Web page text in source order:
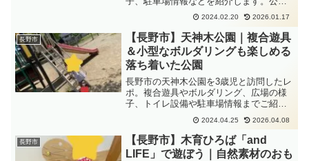
の雰囲気が気になる方に向けて、実際に
訪れた感想をまとめました。
2024.02.20 2026.01.17
長野市
【長野市】天神木公園｜複合遊具
＆小型なボルダリングも楽しめる
落ち着いた公園
長野市の天神木公園を3歳児と訪問したレ
ポ。複合遊具やボルダリング、広場の様
子、トイレ設備や駐車場情報までご紹介
2024.04.25 2026.04.08
長野市
【長野市】木育ひろば「and
LIFE」で遊ぼう｜自然素材のおも